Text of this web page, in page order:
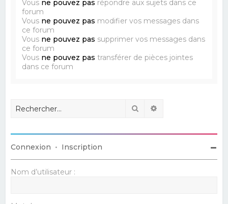
Vous ne pouvez pas répondre aux sujets dans ce
forum
Vous ne pouvez pas modifier vos messages dans
ce forum
Vous ne pouvez pas supprimer vos messages dans
ce forum
Vous ne pouvez pas transférer de pièces jointes
dans ce forum
Rechercher
Connexion • Inscription
Nom d’utilisateur :